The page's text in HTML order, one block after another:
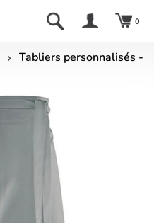
0
Tabliers personnalisés -